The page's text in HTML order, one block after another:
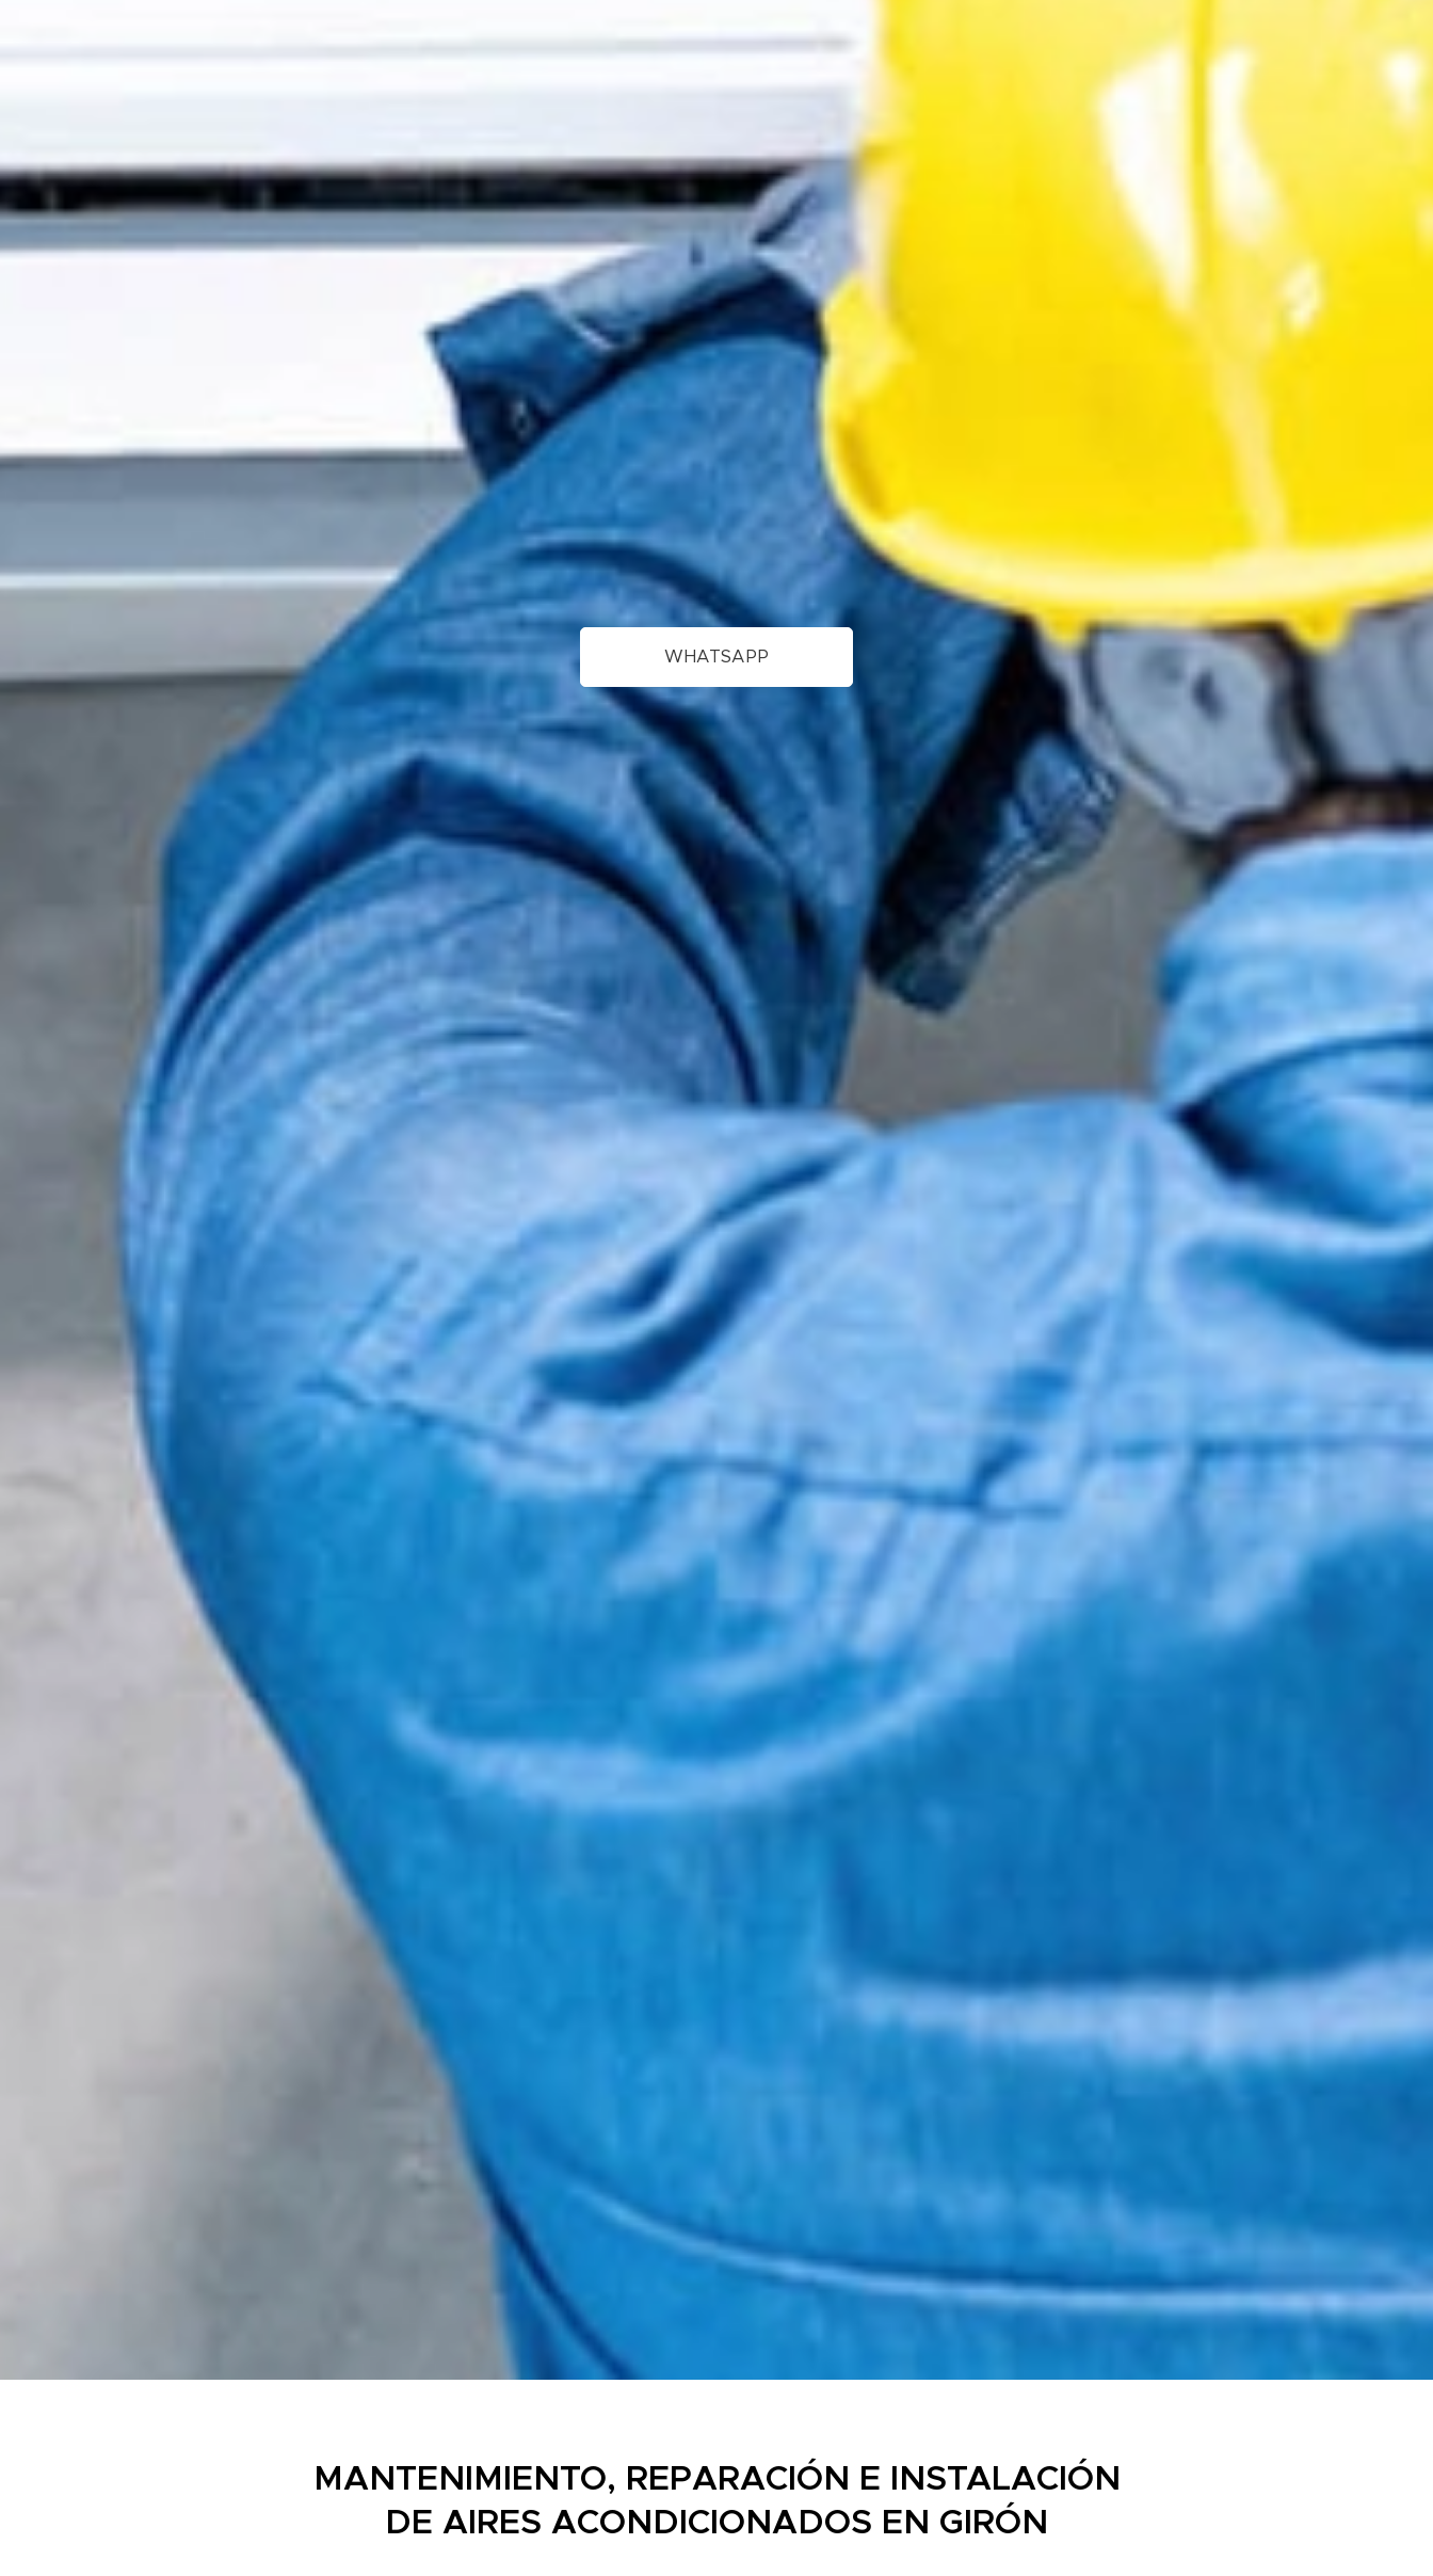
WHATSAPP
MANTENIMIENTO, REPARACIÓN E INSTALACIÓN
DE AIRES ACONDICIONADOS EN GIRÓN